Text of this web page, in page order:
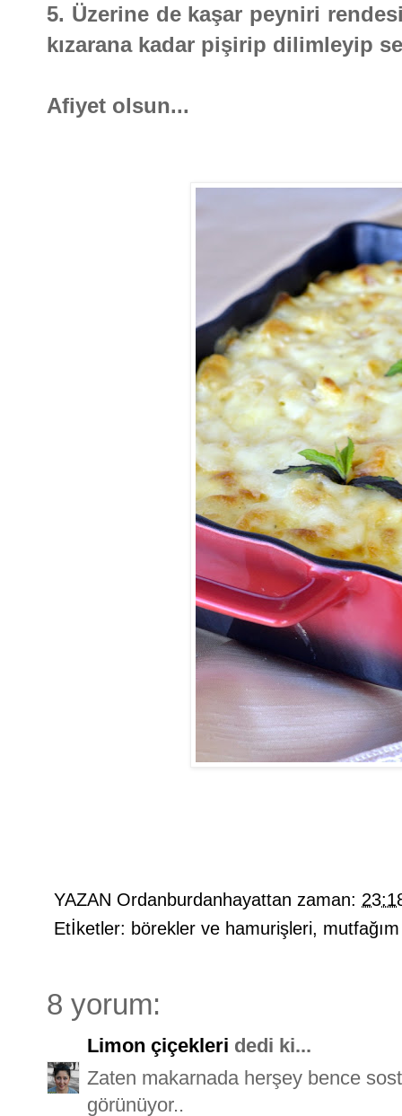
5. Üzerine de kaşar peyniri
kızarana kadar pişirip dilimleyip
Afiyet olsun...
YAZAN Ordanburdanhayattan zaman:
Etİketler: börekler ve hamurişleri, mutfağım
8 yorum:
Limon çiçekleri dedi ki...
Zaten makarnada herşey bence
görünüyor..